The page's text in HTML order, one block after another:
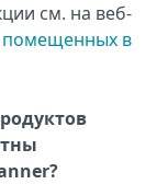
см. на веб-
помещенных в